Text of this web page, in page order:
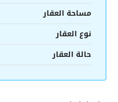
مساحة العقار
نوع العقار
حالة العقار